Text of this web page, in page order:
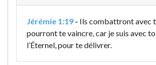
Jérémie 1:19 - Ils combattront avec
pourront te vaincre, car je suis avec
l’Éternel, pour te délivrer.